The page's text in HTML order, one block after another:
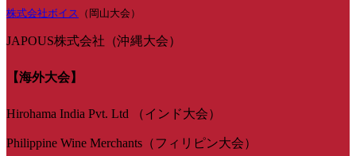
株式会社ボイス （岡山大会）
JAPOUS株式会社（沖縄大会）
【海外大会】
Hirohama India Pvt. Ltd （インド大会）
Philippine Wine Merchants（フィリピン大会）